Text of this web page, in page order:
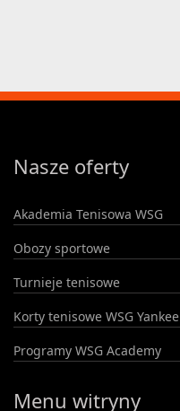
Nasze oferty
Akademia Tenisowa WSG
Obozy sportowe
Turnieje tenisowe
Korty tenisowe WSG Yankee
Programy WSG Academy
Menu witryny